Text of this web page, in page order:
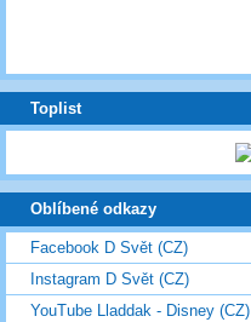
Toplist
Oblíbené odkazy
Facebook D Svět (CZ)
Instagram D Svět (CZ)
YouTube Lladdak - Disney (CZ)